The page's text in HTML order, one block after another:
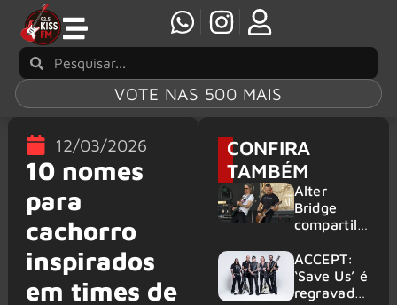
VOTE NAS 500 MAIS
12/03/2026
10 nomes
para
cachorro
inspirados
em times de
CONFIRA
TAMBÉM
Alter
Bridge
compartilh
vivo de
“Fortress”
gravada
ACCEPT:
‘Save Us’ é
regravada